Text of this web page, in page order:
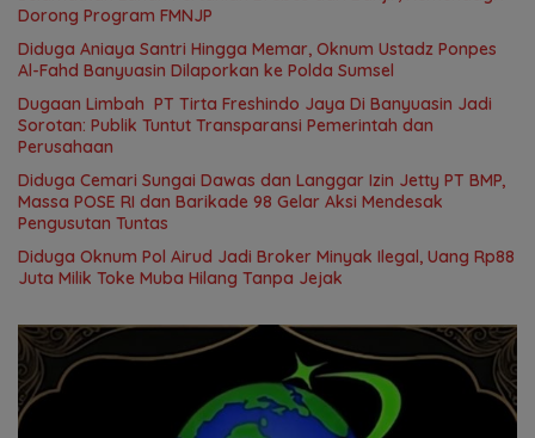
Dorong Program FMNJP
Diduga Aniaya Santri Hingga Memar, Oknum Ustadz Ponpes
Al-Fahd Banyuasin Dilaporkan ke Polda Sumsel
Dugaan Limbah PT Tirta Freshindo Jaya Di Banyuasin Jadi
Sorotan: Publik Tuntut Transparansi Pemerintah dan
Perusahaan
Diduga Cemari Sungai Dawas dan Langgar Izin Jetty PT BMP,
Massa POSE RI dan Barikade 98 Gelar Aksi Mendesak
Pengusutan Tuntas
Diduga Oknum Pol Airud Jadi Broker Minyak Ilegal, Uang Rp88
Juta Milik Toke Muba Hilang Tanpa Jejak